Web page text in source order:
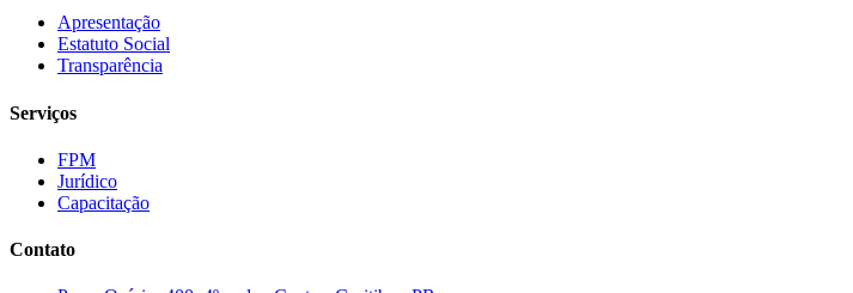
Apresentação
Estatuto Social
Transparência
Serviços
FPM
Jurídico
Capacitação
Contato